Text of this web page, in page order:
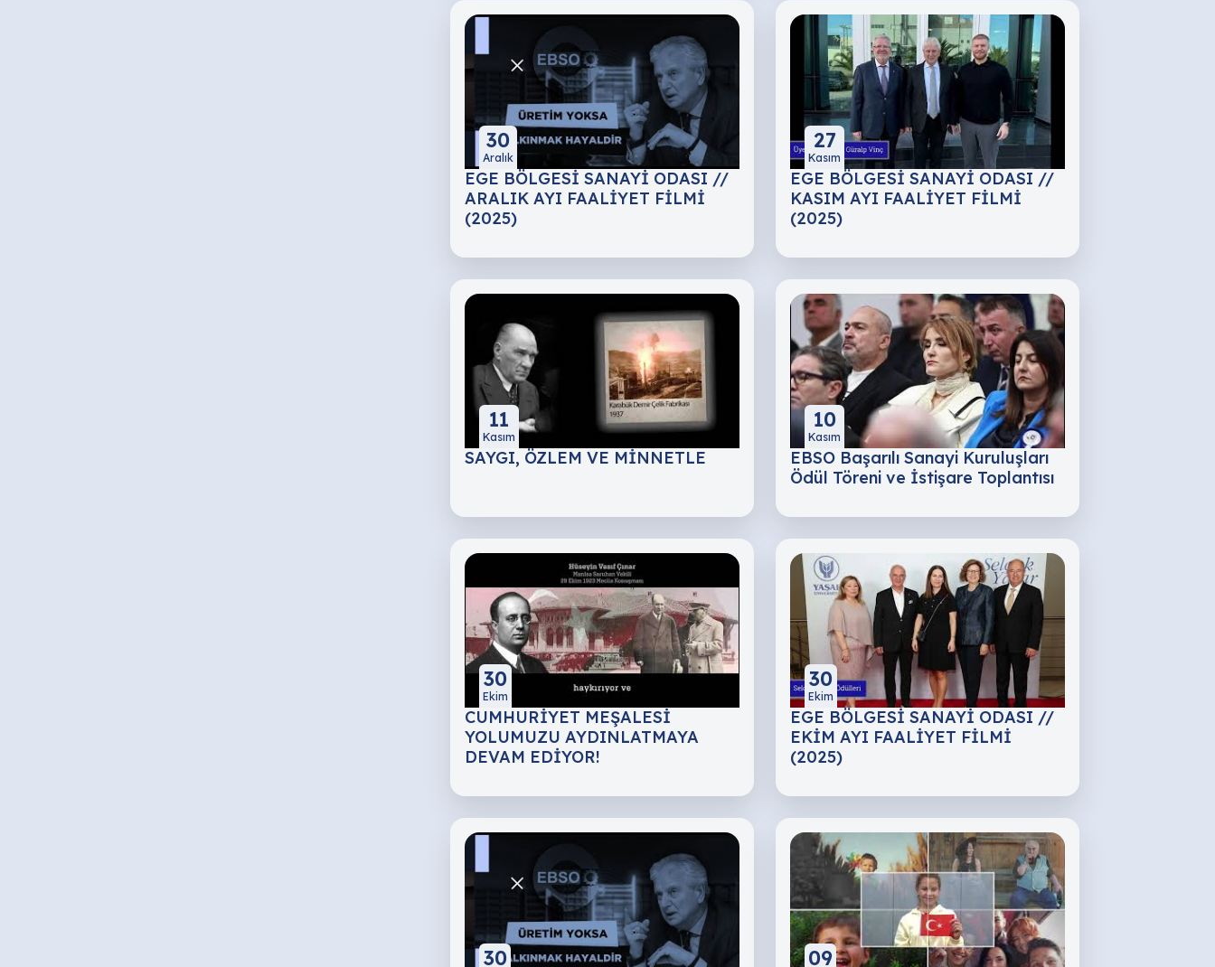
30
Aralık
EGE BÖLGESİ SANAYİ ODASI //
ARALIK AYI FAALİYET FİLMİ
(2025)
27
Kasım
EGE BÖLGESİ SANAYİ ODASI //
KASIM AYI FAALİYET FİLMİ
(2025)
11
Kasım
SAYGI, ÖZLEM VE MİNNETLE
10
Kasım
EBSO Başarılı Sanayi Kuruluşları
Ödül Töreni ve İstişare Toplantısı
30
Ekim
CUMHURİYET MEŞALESİ
YOLUMUZU AYDINLATMAYA
DEVAM EDİYOR!
30
Ekim
EGE BÖLGESİ SANAYİ ODASI //
EKİM AYI FAALİYET FİLMİ
(2025)
30 09